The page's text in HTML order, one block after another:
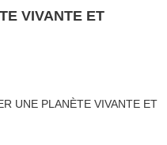
VIVANTE ET